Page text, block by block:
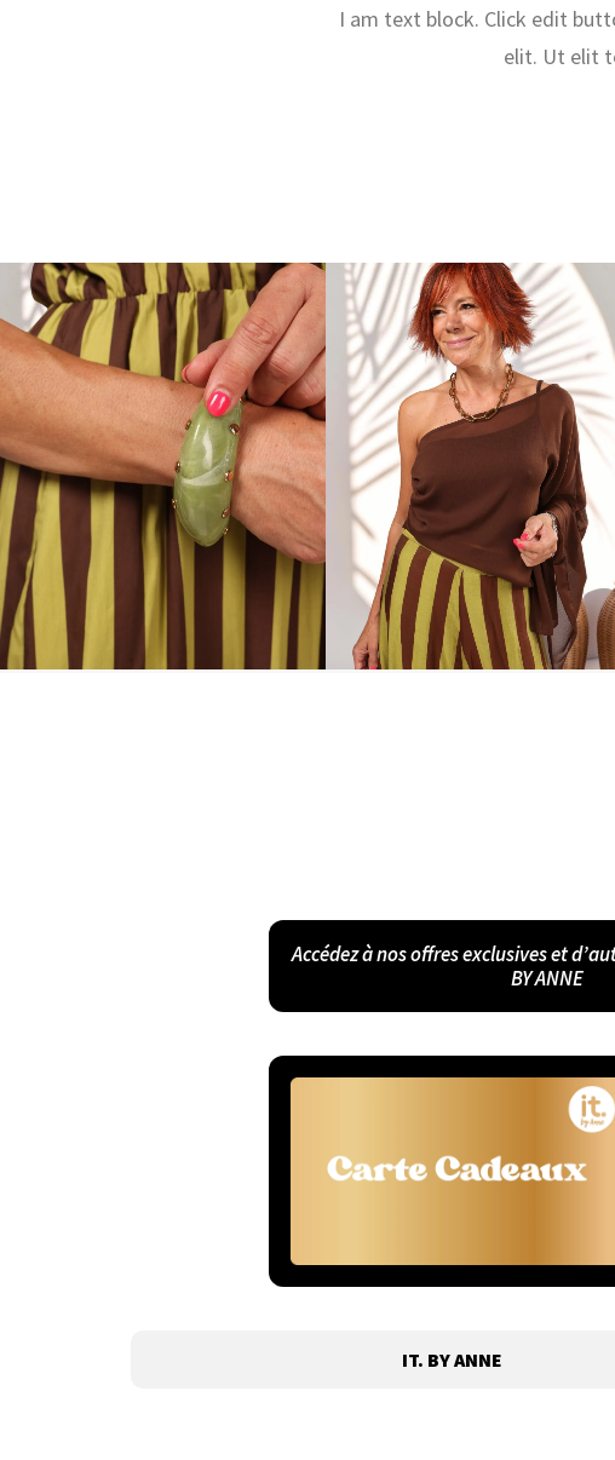
I am text block. Click edit
elit. Ut elit
Accédez à nos offres exclusives et
BY ANNE
IT. BY ANNE